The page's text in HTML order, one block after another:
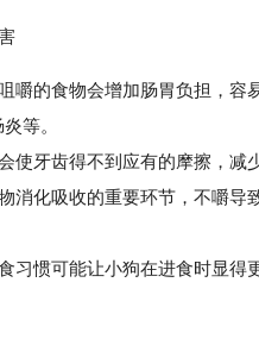
嚼的食物会增加肠胃负担，
等。
牙齿得不到应有的摩擦，减
消化吸收的重要环节，不嚼
习惯可能让小狗在进食时显得